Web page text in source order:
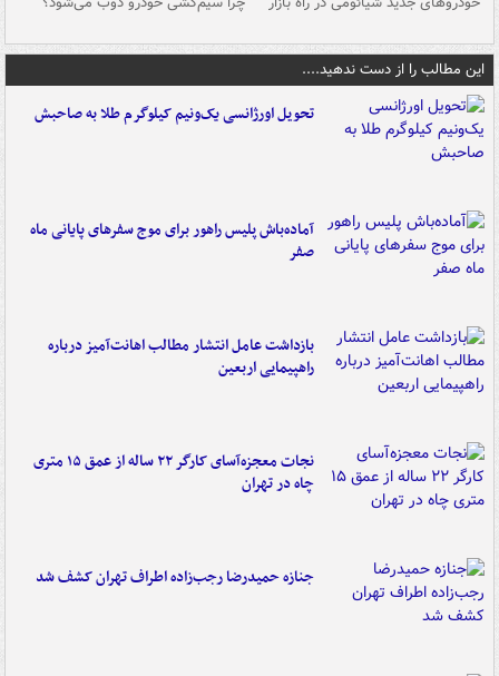
این مطالب را از دست ندهید....
تحویل اورژانسی یک‌ونیم کیلوگرم طلا به صاحبش
آماده‌باش پلیس راهور برای موج سفرهای پایانی ماه
صفر
بازداشت عامل انتشار مطالب اهانت‌آمیز درباره
راهپیمایی اربعین
نجات معجزه‌آسای کارگر ۲۲ ساله از عمق ۱۵ متری
چاه در تهران
جنازه حمیدرضا رجب‌زاده اطراف تهران کشف شد